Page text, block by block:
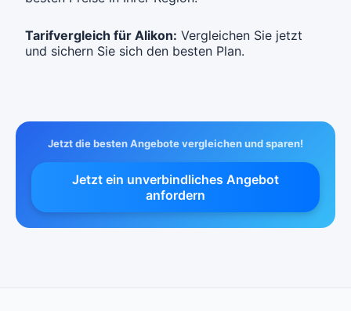
Tarifvergleich für Alikon: Vergleichen Sie jetzt
und sichern Sie sich den besten Plan.
Jetzt die besten Angebote vergleichen und sparen!
Jetzt ein unverbindliches Angebot
anfordern